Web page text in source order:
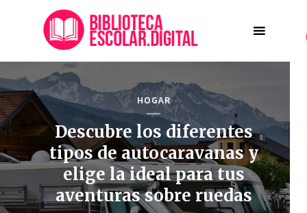
HOGAR
Descubre los diferentes
tipos de autocaravanas y
elige la ideal para tus
aventuras sobre ruedas